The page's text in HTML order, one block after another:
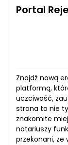
Portal
Znajdź nową
platformą,
uczciwość,
strona to nie
znakomite
notariuszy
przekonani, że